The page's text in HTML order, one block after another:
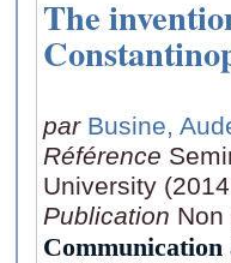
The
par Busine,
Référence
University
Publication Non
Communication